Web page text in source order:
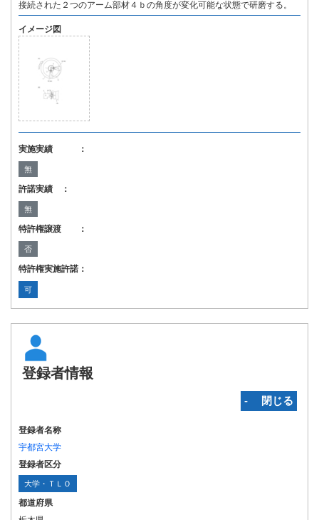
接続された２つのアーム部材４ｂの角度が変化可能な状態で研磨する。
イメージ図
実施実績 ：
無
許諾実績 ：
無
特許権譲渡 ：
否
特許権実施許諾：
可
登録者情報
‐ 閉じる
登録者名称
宇都宮大学
登録者区分
大学・ＴＬＯ
都道府県